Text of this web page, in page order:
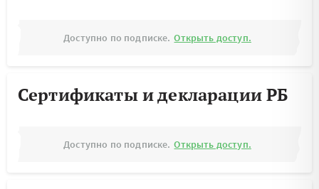
Доступно по подписке. Открыть доступ.
Сертификаты и декларации РБ
Доступно по подписке. Открыть доступ.